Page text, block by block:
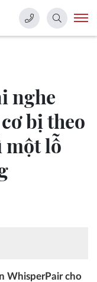
nghe
bị theo
một lỗ
WhisperPair cho